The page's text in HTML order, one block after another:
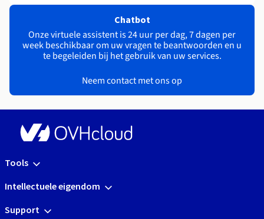
Chatbot
Onze virtuele assistent is 24 uur per dag, 7 dagen per
week beschikbaar om uw vragen te beantwoorden en u
te begeleiden bij het gebruik van uw services.
Neem contact met ons op
Tools
Intellectuele eigendom
Support